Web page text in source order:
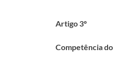
Artigo 3º
Competência